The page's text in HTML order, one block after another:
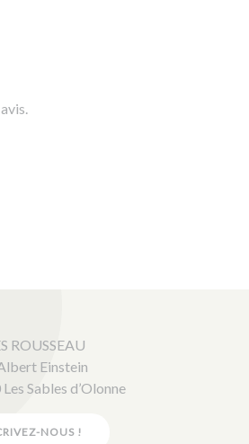
ROUSSEAU
Einstein
Sables d’Olonne
NOUS !